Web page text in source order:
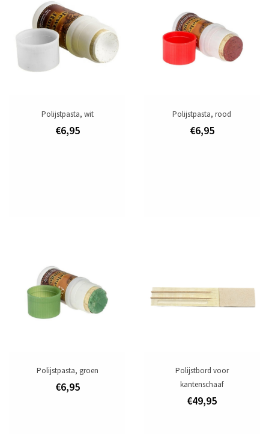
existing deposits and creates a larger adhesion surface.
Tags
kantenschaaf leergereedschap
Merk
Polijstpasta, wit
€6,95
Polijstpasta, rood
€6,95
Polijstpasta, groen
€6,95
Polijstbord voor
kantenschaaf
€49,95